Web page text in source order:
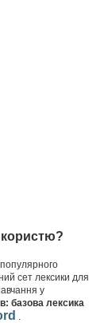
користю?
популярного
сет лексики для
у
базова лексика